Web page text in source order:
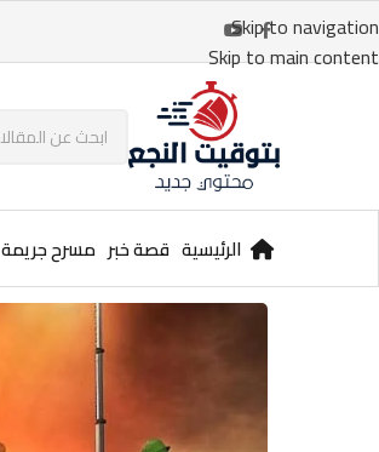
Skip to navigation
Skip to main content
الرئيسية قصة خبر مسرح جريمة